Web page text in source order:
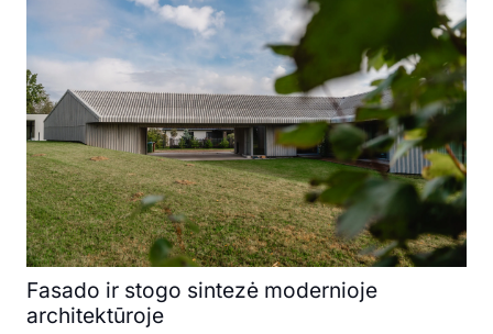
Fasado ir stogo sintezė modernioje
architektūroje